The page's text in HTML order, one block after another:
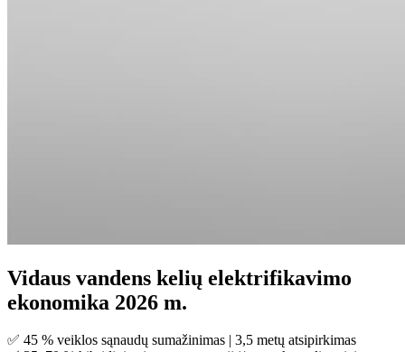
Vidaus vandens kelių elektrifikavimo
ekonomika 2026 m.
✅ 45 % veiklos sąnaudų sumažinimas | 3,5 metų atsipirkimas